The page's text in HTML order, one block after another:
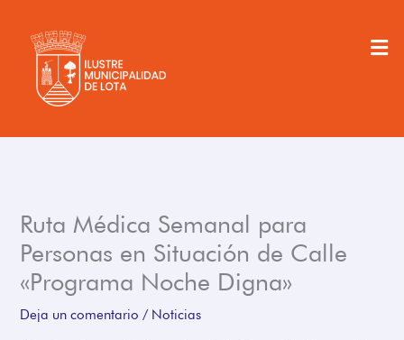
contenido
Ruta Médica Semanal para
Personas en Situación de Calle
«Programa Noche Digna»
Deja un comentario / Noticias